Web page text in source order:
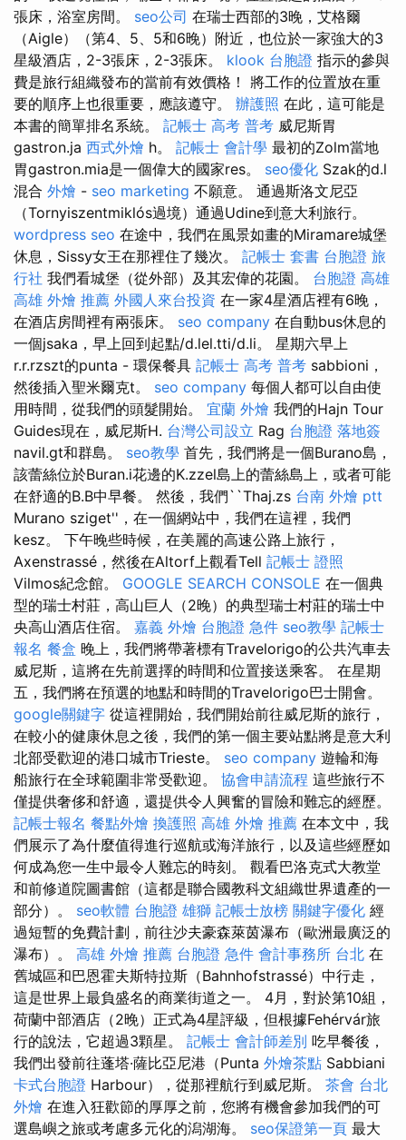
張床，浴室房間。 seo公司 在瑞士西部的3晚，艾格爾
（Aigle）（第4、5、5和6晚）附近，也位於一家強大的3
星級酒店，2-3張床，2-3張床。 klook 台胞證 指示的參與
費是旅行組織發布的當前有效價格！ 將工作的位置放在重
要的順序上也很重要，應該遵守。 辦護照 在此，這可能是
本書的簡單排名系統。 記帳士 高考 普考 威尼斯胃
gastron.ja 西式外燴 h。 記帳士 會計學 最初的Zolm當地
胃gastron.mia是一個偉大的國家res。 seo優化 Szak的d.l
混合 外燴 - seo marketing 不願意。 通過斯洛文尼亞
（Tornyiszentmiklós過境）通過Udine到意大利旅行。
wordpress seo 在途中，我們在風景如畫的Miramare城堡
休息，Sissy女王在那裡住了幾次。 記帳士 套書 台胞證 旅
行社 我們看城堡（從外部）及其宏偉的花園。 台胞證 高雄
高雄 外燴 推薦 外國人來台投資 在一家4星酒店裡有6晚，
在酒店房間裡有兩張床。 seo company 在自動bus休息的
一個jsaka，早上回到起點/d.lel.tti/d.li。 星期六早上
r.r.rzszt的punta - 環保餐具 記帳士 高考 普考 sabbioni，
然後插入聖米爾克t。 seo company 每個人都可以自由使
用時間，從我們的頭髮開始。 宜蘭 外燴 我們的Hajn Tour
Guides現在，威尼斯H. 台灣公司設立 Rag 台胞證 落地簽
navil.gt和群島。 seo教學 首先，我們將是一個Burano島，
該蕾絲位於Buran.i花邊的K.zzel島上的蕾絲島上，或者可能
在舒適的B.B中早餐。 然後，我們``Thaj.zs 台南 外燴 ptt
Murano sziget''，在一個網站中，我們在這裡，我們
kesz。 下午晚些時候，在美麗的高速公路上旅行，
Axenstrassé，然後在Altorf上觀看Tell 記帳士 證照
Vilmos紀念館。 GOOGLE SEARCH CONSOLE 在一個典
型的瑞士村莊，高山巨人（2晚）的典型瑞士村莊的瑞士中
央高山酒店住宿。 嘉義 外燴 台胞證 急件 seo教學 記帳士
報名 餐盒 晚上，我們將帶著標有Travelorigo的公共汽車去
威尼斯，這將在先前選擇的時間和位置接送乘客。 在星期
五，我們將在預選的地點和時間的Travelorigo巴士開會。
google關鍵字 從這裡開始，我們開始前往威尼斯的旅行，
在較小的健康休息之後，我們的第一個主要站點將是意大利
北部受歡迎的港口城市Trieste。 seo company 遊輪和海
船旅行在全球範圍非常受歡迎。 協會申請流程 這些旅行不
僅提供奢侈和舒適，還提供令人興奮的冒險和難忘的經歷。
記帳士報名 餐點外燴 換護照 高雄 外燴 推薦 在本文中，我
們展示了為什麼值得進行巡航或海洋旅行，以及這些經歷如
何成為您一生中最令人難忘的時刻。 觀看巴洛克式大教堂
和前修道院圖書館（這都是聯合國教科文組織世界遺產的一
部分）。 seo軟體 台胞證 雄獅 記帳士放榜 關鍵字優化 經
過短暫的免費計劃，前往沙夫豪森萊茵瀑布（歐洲最廣泛的
瀑布）。 高雄 外燴 推薦 台胞證 急件 會計事務所 台北 在
舊城區和巴恩霍夫斯特拉斯（Bahnhofstrassé）中行走，
這是世界上最負盛名的商業街道之一。 4月，對於第10組，
荷蘭中部酒店（2晚）正式為4星評級，但根據Fehérvár旅
行的說法，它超過3顆星。 記帳士 會計師差別 吃早餐後，
我們出發前往蓬塔·薩比亞尼港（Punta 外燴茶點 Sabbiani
卡式台胞證 Harbour），從那裡航行到威尼斯。 茶會 台北
外燴 在進入狂歡節的厚厚之前，您將有機會參加我們的可
選島嶼之旅或考慮多元化的潟湖海。 seo保證第一頁 最大